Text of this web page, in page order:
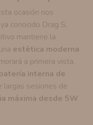
ocasión nos
conocido Drag S,
mantiene la
estética moderna
a primera vista.
interna de
largas sesiones de
máxima desde 5W